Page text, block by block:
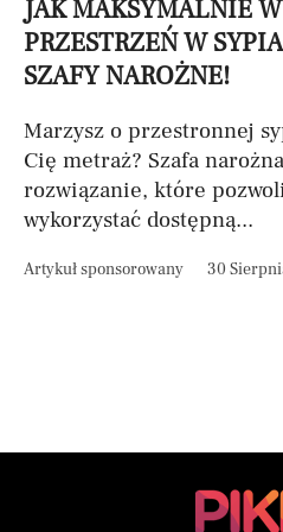
JAK MAKSYMALNIE
PRZESTRZEŃ W
SZAFY NAROŻNE!
Marzysz o przestronnej
Cię metraż? Szafa
rozwiązanie, które
wykorzystać dostępną...
Artykuł sponsorowany 30